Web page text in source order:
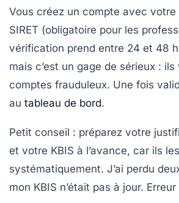
Vous créez un compte avec
SIRET (obligatoire pour les
vérification prend entre 24 et 48
mais c’est un gage de sérieux :
comptes frauduleux. Une fois
au tableau de bord.
Petit conseil : préparez votre
et votre KBIS à l’avance, car ils
systématiquement. J’ai perdu
mon KBIS n’était pas à jour.